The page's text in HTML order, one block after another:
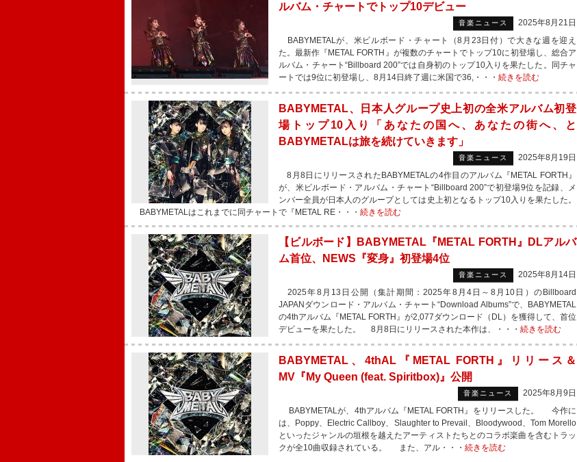
ルバム・チャートでトップ10デビュー
音楽ニュース
2025年8月21日
BABYMETALが、米ビルボード・チャート（8月23日付）で大きな週を迎え
た。最新作『METAL FORTH』が複数のチャートでトップ10に初登場し、総合ア
ルバム・チャート“Billboard 200”では自身初のトップ10入りを果たした。同チャ
ートでは9位に初登場し、8月14日終了週に米国で36,・・・ 続きを読む
BABYMETAL、日本人グループ史上初の全米アルバム初登
場トップ10入り「あなたの国へ、あなたの街へ、と
BABYMETALは旅を続けていきます」
音楽ニュース
2025年8月19日
8月8日にリリースされたBABYMETALの4作目のアルバム『METAL FORTH』
が、米ビルボード・アルバム・チャート“Billboard 200”で初登場9位を記録、メ
ンバー全員が日本人のグループとしては史上初となるトップ10入りを果たした。
BABYMETALはこれまでに同チャートで『METAL RE・・・ 続きを読む
【ビルボード】BABYMETAL『METAL FORTH』DLアルバ
ム首位、NEWS『変身』初登場4位
音楽ニュース
2025年8月14日
2025年8月13日公開（集計期間：2025年8月4日～8月10日）のBillboard
JAPANダウンロード・アルバム・チャート“Download Albums”で、BABYMETAL
の4thアルバム『METAL FORTH』が2,077ダウンロード（DL）を獲得して、首位
デビューを果たした。 8月8日にリリースされた本作は、・・・ 続きを読む
BABYMETAL、4thAL『METAL FORTH』リリース＆
MV『My Queen (feat. Spiritbox)』公開
音楽ニュース
2025年8月9日
BABYMETALが、4thアルバム『METAL FORTH』をリリースした。 今作に
は、Poppy、Electric Callboy、Slaughter to Prevail、Bloodywood、Tom Morello
といったジャンルの垣根を越えたアーティストたちとのコラボ楽曲を含むトラッ
クが全10曲収録されている。 また、アル・・・ 続きを読む